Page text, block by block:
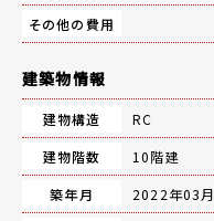
その他の費用
建築物情報
建物構造
RC
建物階数
10階建
築年月
2022年03月